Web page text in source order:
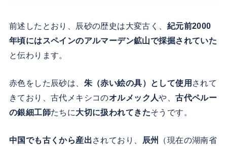
前述したとおり、辰砂の歴史は大変古く、 紀元前2000
年頃にはスペインのアルマーデン鉱山で採掘されていた
と伝わります。
赤色をした辰砂は、 朱（赤い絵の具）として使用 されて
きており、古代メキシコのオルメック人や、古代ペルー
の銀細工師たちに大切に扱われてきたそうです。
中国でも古くから産出されており、 辰州
（現在の湖南省